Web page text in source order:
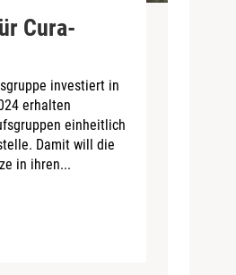
Cura-
investiert in
erhalten
einheitlich
Damit will die
in ihren...